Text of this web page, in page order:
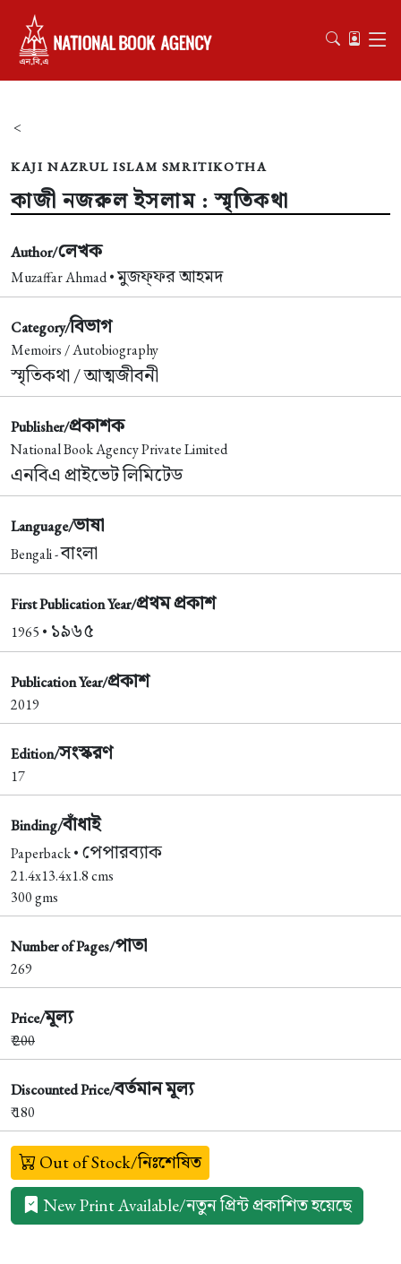
<
KAJI NAZRUL ISLAM SMRITIKOTHA
কাজী নজরুল ইসলাম : স্মৃতিকথা
Author/লেখক
Muzaffar Ahmad •মুজফ্ফর আহমদ
Category/বিভাগ
Memoirs / Autobiography
স্মৃতিকথা / আত্মজীবনী
Publisher/প্রকাশক
National Book Agency Private Limited
এনবিএ প্রাইভেট লিমিটেড
Language/ভাষা
Bengali -বাংলা
First Publication Year/প্রথম প্রকাশ
1965 • ১৯৬৫
Publication Year/প্রকাশ
2019
Edition/সংস্করণ
17
Binding/বাঁধাই
Paperback • পেপারব্যাক
21.4x13.4x1.8 cms
300 gms
Number of Pages/পাতা
269
Price/মূল্য
₹200
Discounted Price/বর্তমান মূল্য
₹ 180
Out of Stock/নিঃশেষিত
New Print Available/নতুন প্রিন্ট প্রকাশিত হয়েছে